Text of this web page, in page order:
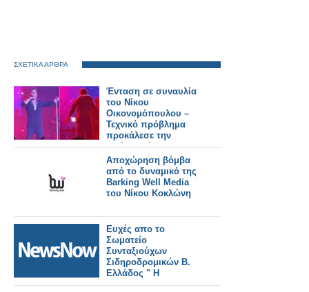
ΣΧΕΤΙΚΑ ΑΡΘΡΑ
Ένταση σε συναυλία
του Νίκου
Οικονομόπουλου –
Τεχνικό πρόβλημα
προκάλεσε την
αντίδρασή του
Αποχώρηση βόμβα
από το δυναμικό της
Barking Well Media
του Νίκου Κοκλώνη
Ευχές απο το
Σωματείο
Συνταξιούχων
Σιδηροδρομικών Β.
Ελλάδος " Η
ΑΝΑΓΕΝΝΗΣΗ" .